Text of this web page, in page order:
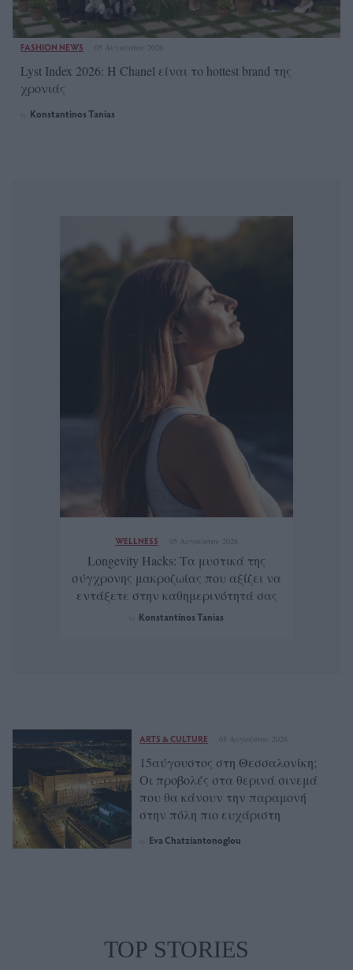
FASHION NEWS 05 Αυγούστου 2026
Lyst Index 2026: Η Chanel είναι το hottest brand της
χρονιάς
Konstantinos Tanias
WELLNESS 05 Αυγούστου 2026
Longevity Hacks: Τα μυστικά της
σύγχρονης μακροζωίας που αξίζει να
εντάξετε στην καθημερινότητά σας
Konstantinos Tanias
ARTS & CULTURE 05 Αυγούστου 2026
15αύγουστος στη Θεσσαλονίκη;
Οι προβολές στα θερινά σινεμά
που θα κάνουν την παραμονή
στην πόλη πιο ευχάριστη
Eva Chatziantonoglou
TOP STORIES